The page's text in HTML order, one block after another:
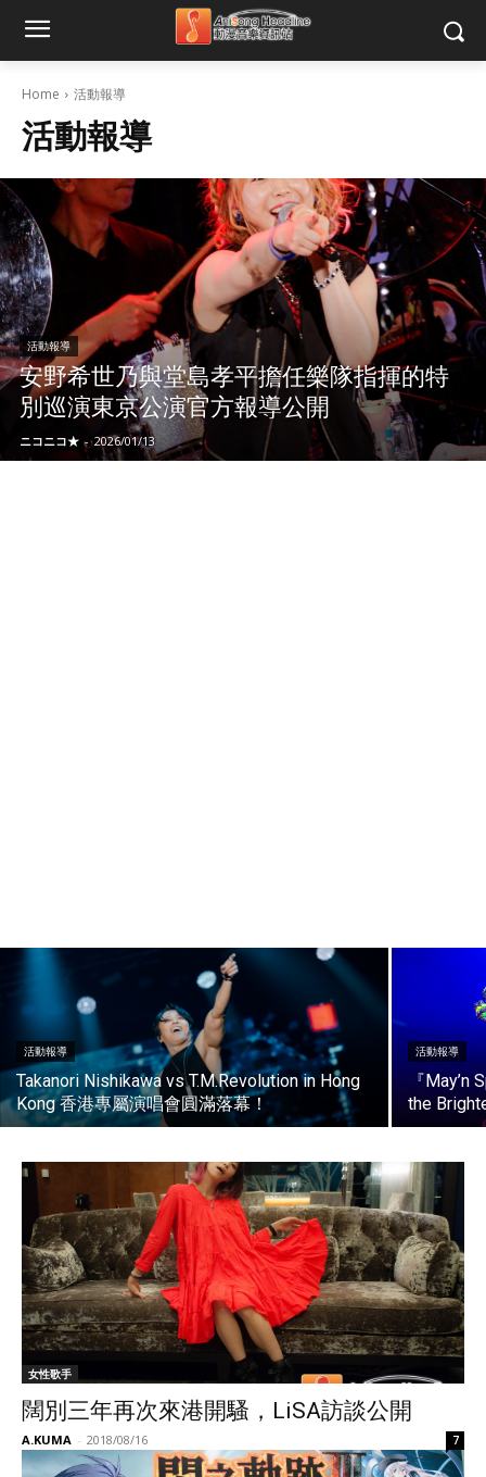
Home 活動報導
活動報導
活動報導
安野希世乃與堂島孝平擔任樂隊指揮的特
別巡演東京公演官方報導公開
ニコニコ★ - 2026/01/13
活動報導
Takanori Nishikawa vs T.M.Revolution in Hong
Kong 香港專屬演唱會圓滿落幕！
活動報導
『
the
女性歌手
闊別三年再次來港開騷，LiSA訪談公開
A.KUMA - 2018/08/16 7